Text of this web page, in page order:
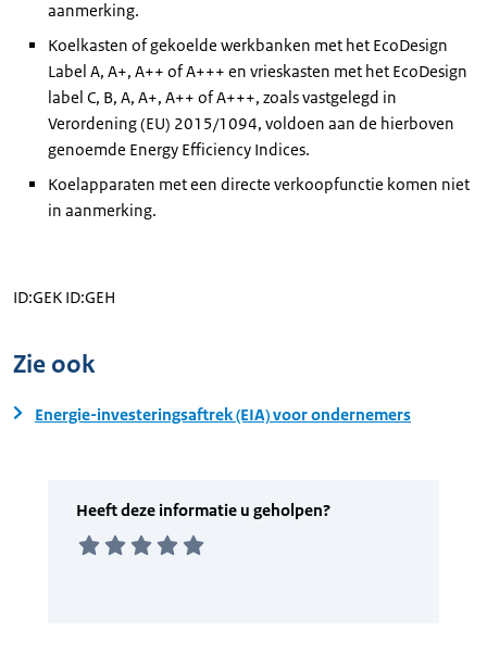
aanmerking.
Koelkasten of gekoelde werkbanken met het EcoDesign
Label A, A+, A++ of A+++ en vrieskasten met het EcoDesign
label C, B, A, A+, A++ of A+++, zoals vastgelegd in
Verordening (EU) 2015/1094, voldoen aan de hierboven
genoemde Energy Efficiency Indices.
Koelapparaten met een directe verkoopfunctie komen niet
in aanmerking.
ID:GEK ID:GEH
Zie ook
Energie-investeringsaftrek (EIA) voor ondernemers